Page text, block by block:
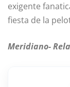
exigente
fiesta de la
Meridiano-